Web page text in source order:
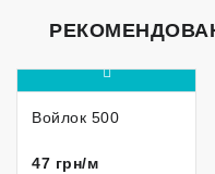
Войлок 500
47 грн/м